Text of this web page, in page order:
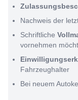
Nachweis der
Schriftliche
vornehmen
Fahrzeughalter
Bei neuem